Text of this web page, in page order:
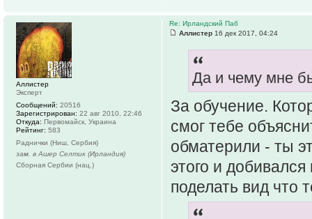
Re: Ирландский Паб
Аллистер 16 дек 2017, 04:24
Да и чему мне
За обучение.
смог тебе
обматерили - ты
этого и
поделать вид что
Аллистер
Эксперт
Сообщений: 20516
Зарегистрирован: 22 авг 2010, 22:46
Откуда: Первомайск, Украина
Рейтинг: 583
Раднички (Ниш, Сербия)
зам. в Ашер Селтик (Ирландия)
Сборная Сербии (нац.)